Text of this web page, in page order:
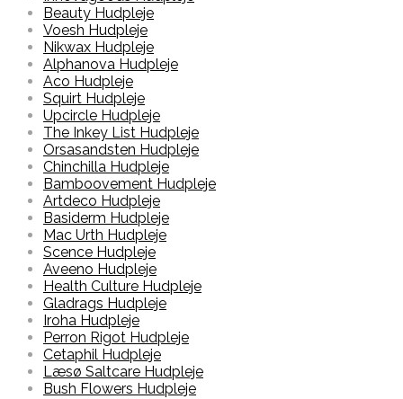
Beauty Hudpleje
Voesh Hudpleje
Nikwax Hudpleje
Alphanova Hudpleje
Aco Hudpleje
Squirt Hudpleje
Upcircle Hudpleje
The Inkey List Hudpleje
Orsasandsten Hudpleje
Chinchilla Hudpleje
Bamboovement Hudpleje
Artdeco Hudpleje
Basiderm Hudpleje
Mac Urth Hudpleje
Scence Hudpleje
Aveeno Hudpleje
Health Culture Hudpleje
Gladrags Hudpleje
Iroha Hudpleje
Perron Rigot Hudpleje
Cetaphil Hudpleje
Læsø Saltcare Hudpleje
Bush Flowers Hudpleje